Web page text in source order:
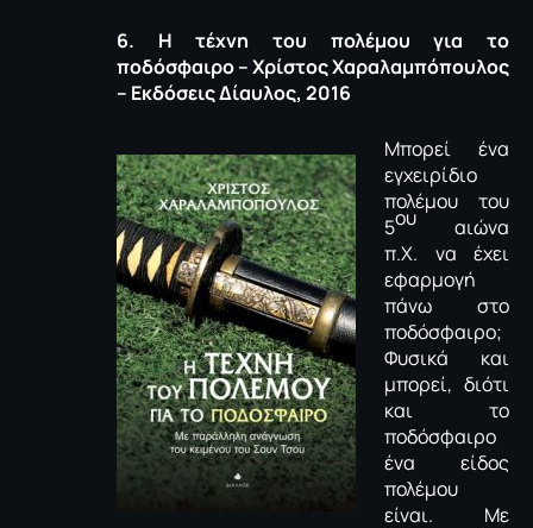
6. Η τέχνη του πολέμου για το
ποδόσφαιρο – Χρίστος Χαραλαμπόπουλος
– Εκδόσεις Δίαυλος, 2016
Μπορεί ένα
εγχειρίδιο
πολέμου του
5ου αιώνα
π.Χ. να έχει
εφαρμογή
πάνω στο
ποδόσφαιρο;
Φυσικά και
μπορεί, διότι
και το
ποδόσφαιρο
ένα είδος
πολέμου
είναι. Με